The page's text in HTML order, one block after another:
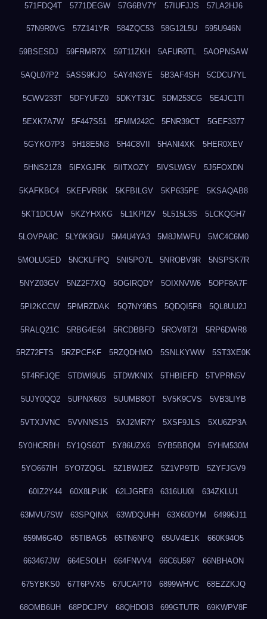
571FDQ4T 5771DEGW 57G6BV7Y 57IUFJJS 57LA2HJ6
57N9R0VG 57Z141YR 584ZQC53 58G12L5U 595U946N
59BSESDJ 59FRMR7X 59T11ZKH 5AFUR9TL 5AOPNSAW
5AQL07P2 5ASS9KJO 5AY4N3YE 5B3AF4SH 5CDCU7YL
5CWV233T 5DFYUFZ0 5DKYT31C 5DM253CG 5E4JC1TI
5EXK7A7W 5F447S51 5FMM242C 5FNR39CT 5GEF3377
5GYKO7P3 5H18E5N3 5H4C8VII 5HANI4XK 5HER0XEV
5HNS21Z8 5IFXGJFK 5IITXOZY 5IVSLWGV 5J5FOXDN
5KAFKBC4 5KEFVRBK 5KFBILGV 5KP635PE 5KSAQAB8
5KT1DCUW 5KZYHXKG 5L1KPI2V 5L515L3S 5LCKQGH7
5LOVPA8C 5LY0K9GU 5M4U4YA3 5M8JMWFU 5MC4C6M0
5MOLUGED 5NCKLFPQ 5NI5PO7L 5NROBV9R 5NSPSK7R
5NYZ03GV 5NZ2F7XQ 5OGIRQDY 5OIXNVW6 5OPF8A7F
5PI2KCCW 5PMRZDAK 5Q7NY9BS 5QDQI5F8 5QL8UU2J
5RALQ21C 5RBG4E64 5RCDBBFD 5ROV8T2I 5RP6DWR8
5RZ72FTS 5RZPCFKF 5RZQDHMO 5SNLKYWW 5ST3XE0K
5T4RFJQE 5TDWI9U5 5TDWKNIX 5THBIEFD 5TVPRN5V
5UJY0QQ2 5UPNX603 5UUMB8OT 5V5K9CVS 5VB3LIYB
5VTXJVNC 5VVNNS1S 5XJ2MR7Y 5XSF9JLS 5XU6ZP3A
5Y0HCRBH 5Y1QS60T 5Y86UZX6 5YB5BBQM 5YHM530M
5YO667IH 5YO7ZQGL 5Z1BWJEZ 5Z1VP9TD 5ZYFJGV9
60IZ2Y44 60X8LPUK 62LJGRE8 6316UU0I 634ZKLU1
63MVU7SW 63SPQINX 63WDQUHH 63X60DYM 64996J11
659M6G4O 65TIBAG5 65TN6NPQ 65UV4E1K 660K94O5
663467JW 664ESOLH 664FNVV4 66C6U597 66NBHAON
675YBKS0 67T6PVX5 67UCAPT0 6899WHVC 68EZZKJQ
68OMB6UH 68PDCJPV 68QHDOI3 699GTUTR 69KWPV8F